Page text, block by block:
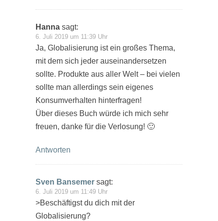
Hanna sagt:
6. Juli 2019 um 11:39 Uhr
Ja, Globalisierung ist ein großes Thema,
mit dem sich jeder auseinandersetzen
sollte. Produkte aus aller Welt – bei vielen
sollte man allerdings sein eigenes
Konsumverhalten hinterfragen!
Über dieses Buch würde ich mich sehr
freuen, danke für die Verlosung! 🙂
Antworten
Sven Bansemer sagt:
6. Juli 2019 um 11:49 Uhr
>Beschäftigst du dich mit der
Globalisierung?